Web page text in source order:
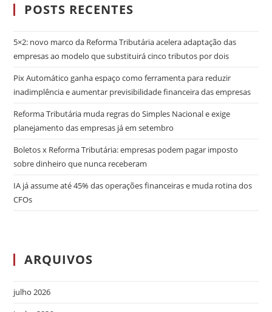
POSTS RECENTES
5×2: novo marco da Reforma Tributária acelera adaptação das
empresas ao modelo que substituirá cinco tributos por dois
Pix Automático ganha espaço como ferramenta para reduzir
inadimplência e aumentar previsibilidade financeira das empresas
Reforma Tributária muda regras do Simples Nacional e exige
planejamento das empresas já em setembro
Boletos x Reforma Tributária: empresas podem pagar imposto
sobre dinheiro que nunca receberam
IA já assume até 45% das operações financeiras e muda rotina dos
CFOs
ARQUIVOS
julho 2026